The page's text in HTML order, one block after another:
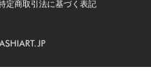
定商取引法に基づく表記